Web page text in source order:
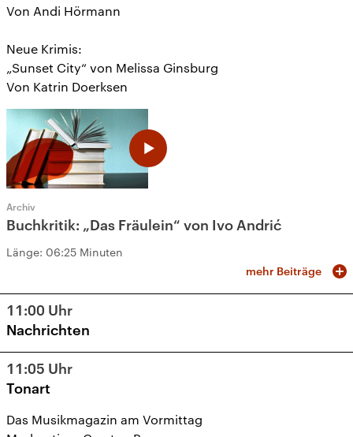
Von Andi Hörmann
Neue Krimis:
„Sunset City“ von Melissa Ginsburg
Von Katrin Doerksen
Archiv
Buchkritik: „Das Fräulein“ von Ivo Andrić
Länge: 06:25 Minuten
mehr Beiträge
11:00 Uhr
Nachrichten
11:05 Uhr
Tonart
Das Musikmagazin am Vormittag